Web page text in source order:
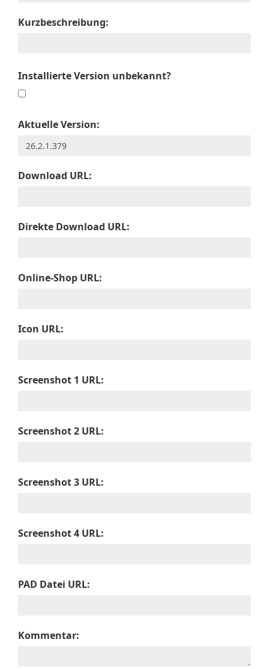
Kurzbeschreibung:
Installierte Version unbekannt?
Aktuelle Version:
Download URL:
Direkte Download URL:
Online-Shop URL:
Icon URL:
Screenshot 1 URL:
Screenshot 2 URL:
Screenshot 3 URL:
Screenshot 4 URL:
PAD Datei URL:
Kommentar: